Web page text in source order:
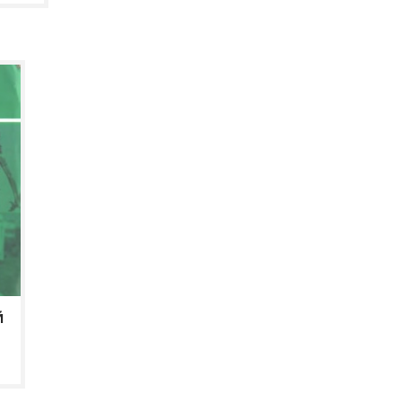
ҲУҚУҚИЙ
мос тарзда тузилган ва
сақлаш борасидаги
тиббий
ба...